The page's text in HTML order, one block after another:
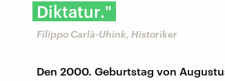
Diktatur."
Filippo Carlà-Uhink, Historiker
Den 2000. Geburtstag von